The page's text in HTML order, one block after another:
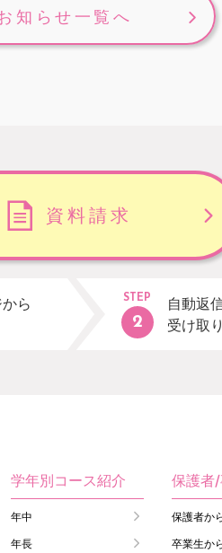
知らせ一覧へ
資料請求
ら
STEP
自動返
受け取り
学年別コース紹介
年中
年長
保護者
保護者か
卒業生か